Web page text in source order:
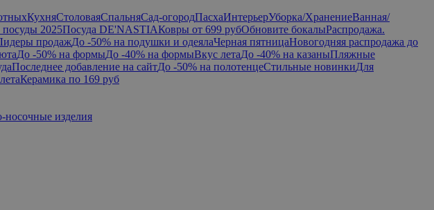
КухняСтоловаяСпальняСад-огородПасхаИнтерьерУборка/ХранениеВанная/
2025Посуда DE'NASTIAКовры от 699 рубОбновите бокалыРаспродажа.
продажДо -50% на подушки и одеялаЧерная пятницаНовогодняя распродажа до
До -50% на формыДо -40% на формыВкус летаДо -40% на казаныПляжные
Последнее добавление на сайтДо -50% на полотенцеСтильные новинкиДля
Керамика по 169 руб
носочные изделия